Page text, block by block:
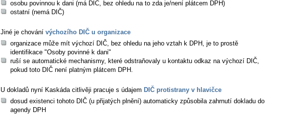
osobu povinnou k dani (má DIČ, bez ohledu na to zda je/není plátcem DPH)
ostatní (nemá DIČ)
Jiné je chování výchozího DIČ u organizace
organizace může mít výchozí DIČ, bez ohledu na jeho vztah k DPH, je to prostě
identifikace "Osoby povinné k dani"
ruší se automatické mechanismy, které odstraňovaly u kontaktu odkaz na výchozí DIČ,
pokud toto DIČ není platným plátcem DPH.
U dokladů nyní Kaskáda citlivěji pracuje s údajem DIČ protistrany v hlavičce
dosud existenci tohoto DIČ (u přijatých plnění) automaticky způsobila zahrnutí dokladu do
agendy DPH